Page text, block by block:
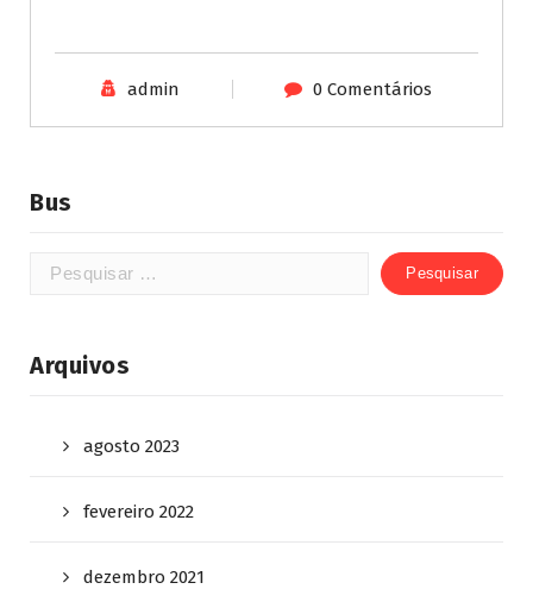
admin 0 Comentários
Bus
Arquivos
agosto 2023
fevereiro 2022
dezembro 2021